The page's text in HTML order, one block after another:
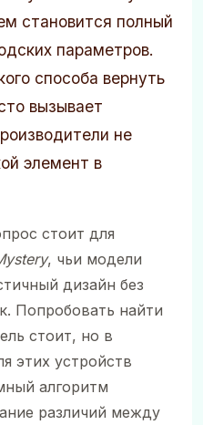
становится полный
параметров.
способа вернуть
вызывает
не
элемент в
стоит для
, чьи модели
дизайн без
Попробовать найти
стоит, но в
этих устройств
алгоритм
различий между